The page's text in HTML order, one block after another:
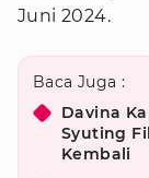
Juni 2024.
Baca Juga :
Davina
Syuting
Kembali